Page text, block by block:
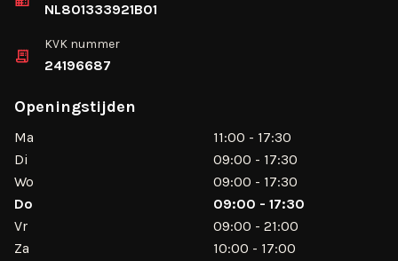
NL801333921B01
KVK nummer
24196687
Openingstijden
Ma
11:00 - 17:30
Di
09:00 - 17:30
Wo
09:00 - 17:30
Do
09:00 - 17:30
Vr
09:00 - 21:00
Za
10:00 - 17:00